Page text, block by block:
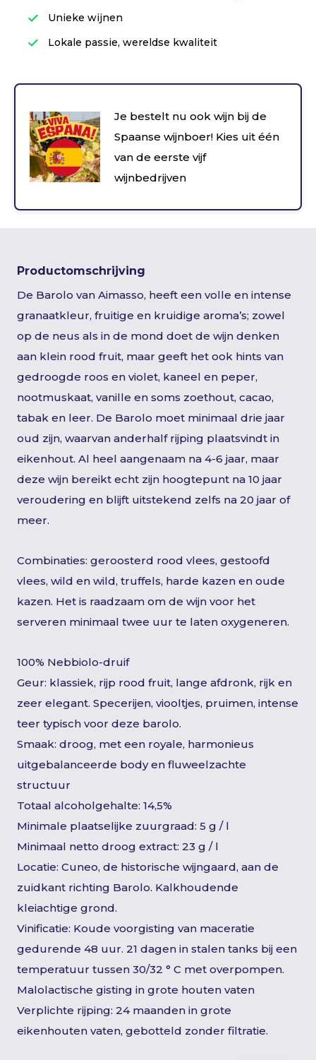
Unieke wijnen
Lokale passie, wereldse kwaliteit
Je bestelt nu ook wijn bij de
Spaanse wijnboer! Kies uit één
van de eerste vijf
wijnbedrijven
Productomschrijving
De Barolo van Aimasso, heeft een volle en intense
granaatkleur, fruitige en kruidige ​​aroma’s; zowel
op de neus als in de mond doet de wijn denken
aan klein rood fruit, maar geeft het ook hints van
gedroogde roos en violet, kaneel en peper,
nootmuskaat, vanille en soms zoethout, cacao,
tabak en leer. De Barolo moet minimaal drie jaar
oud zijn, waarvan anderhalf rijping plaatsvindt in
eikenhout. Al heel aangenaam na 4-6 jaar, maar
deze wijn bereikt echt zijn hoogtepunt na 10 jaar
veroudering en blijft uitstekend zelfs na 20 jaar of
meer.
Combinaties: geroosterd rood vlees, gestoofd
vlees, wild en wild, truffels, harde kazen en oude
kazen. Het is raadzaam om de wijn voor het
serveren minimaal twee uur te laten oxygeneren.
100% Nebbiolo-druif
Geur: klassiek, rijp rood fruit, lange afdronk, rijk en
zeer elegant. Specerijen, viooltjes, pruimen, intense
teer typisch voor deze barolo.
Smaak: droog, met een royale, harmonieus
uitgebalanceerde body en fluweelzachte
structuur
Totaal alcoholgehalte: 14,5%
Minimale plaatselijke zuurgraad: 5 g / l
Minimaal netto droog extract: 23 g / l
Locatie: Cuneo, de historische wijngaard, aan de
zuidkant richting Barolo. Kalkhoudende
kleiachtige grond.
Vinificatie: Koude voorgisting van maceratie
gedurende 48 uur. 21 dagen in stalen tanks bij een
temperatuur tussen 30/32 ° C met overpompen.
Malolactische gisting in grote houten vaten
Verplichte rijping: 24 maanden in grote
eikenhouten vaten, gebotteld zonder filtratie.